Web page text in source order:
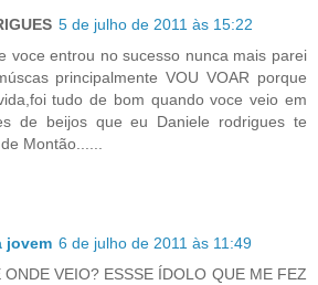
5 de julho de 2011 às 15:22
voce entrou no sucesso nunca mais parei
principalmente VOU VOAR porque
tudo de bom quando voce veio em
de beijos que eu Daniele rodrigues te
Montão......
jovem 6 de julho de 2011 às 11:49
ONDE VEIO? ESSSE ÍDOLO QUE ME FEZ